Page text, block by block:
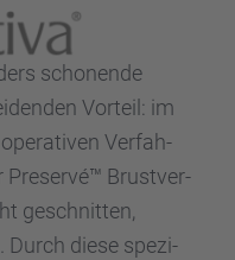
schonende
Vorteil: im
Verfah­
Preservé™ Brust­ver­
geschnit­ten,
Durch diese spezi­